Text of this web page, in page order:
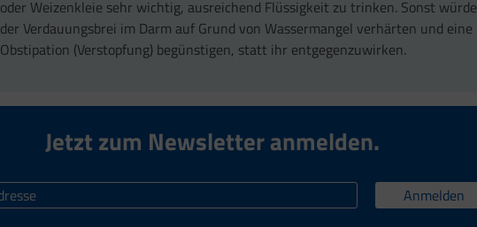
oder Weizenkleie sehr wichtig, ausreichend Flüssigkeit zu trinken. Sonst würde
der Verdauungsbrei im Darm auf Grund von Wassermangel verhärten und eine
Obstipation (Verstopfung) begünstigen, statt ihr entgegenzuwirken.
Jetzt zum Newsletter anmelden.
Anmelden